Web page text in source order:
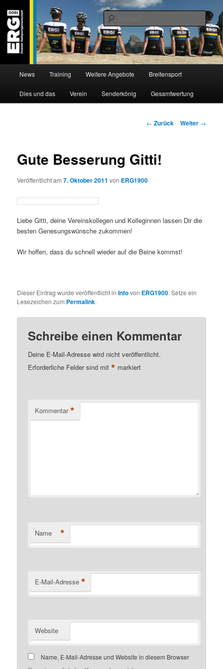
Inhalt
wechseln
ERG 1900 e.V
Willkommen bei der Essener Radsportgemeinschaft
News Training Weitere Angebote Breitensport
Dies und das Verein Senderkönig Gesamtwertung
Beitragsnavigation
← Zurück Weiter →
Gute Besserung Gitti!
Veröffentlicht am7. Oktober 2011 von ERG1900
Liebe Gitti, deine Vereinskollegen und Kolleginnen lassen Dir die
besten Genesungswünsche zukommen!
Wir hoffen, dass du schnell wieder auf die Beine kommst!
Dieser Eintrag wurde veröffentlicht inInfovon ERG1900. Setze ein
Lesezeichen zum Permalink.
Schreibe einen Kommentar
Deine E-Mail-Adresse wird nicht veröffentlicht.
Erforderliche Felder sind mit* markiert
Kommentar *
Name *
E-Mail-Adresse *
Website
Name, E-Mail-Adresse und Website in diesem Browser